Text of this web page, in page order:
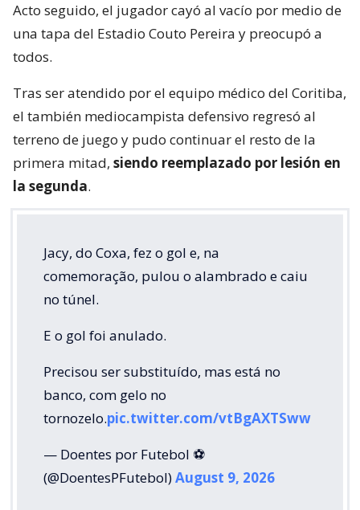
Acto seguido, el jugador cayó al vacío por medio de
una tapa del Estadio Couto Pereira y preocupó a
todos.
Tras ser atendido por el equipo médico del Coritiba,
el también mediocampista defensivo regresó al
terreno de juego y pudo continuar el resto de la
primera mitad, siendo reemplazado por lesión en
la segunda.
Jacy, do Coxa, fez o gol e, na
comemoração, pulou o alambrado e caiu
no túnel.
E o gol foi anulado.
Precisou ser substituído, mas está no
banco, com gelo no
tornozelo.pic.twitter.com/vtBgAXTSww
— Doentes por Futebol ⚽
(@DoentesPFutebol)August 9, 2026